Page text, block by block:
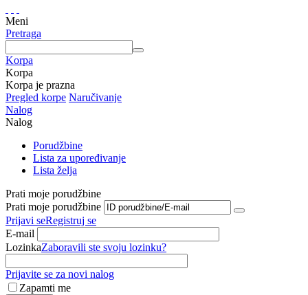
Meni
Pretraga
Korpa
Korpa
Korpa je prazna
Pregled korpe Naručivanje
Nalog
Nalog
Porudžbine
Lista za upoređivanje
Lista želja
Prati moje porudžbine
Prati moje porudžbine
Prijavi seRegistruj se
E-mail
LozinkaZaboravili ste svoju lozinku?
Prijavite se za novi nalog
Zapamti me